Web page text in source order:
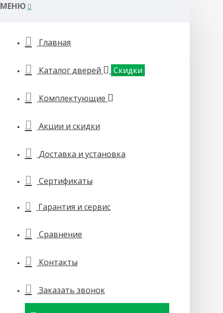
МЕНЮ
Главная
Каталог дверей Скидки
Комплектующие
Акции и скидки
Доставка и установка
Сертификаты
Гарантия и сервис
Сравнение
Контакты
Заказать звонок